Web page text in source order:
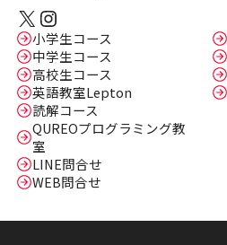
X Instagram
小学生コース
中学生コース
高校生コース
英語教室Lepton
読解コース
QUREOプログラミング教
室
LINE問合せ
WEB問合せ